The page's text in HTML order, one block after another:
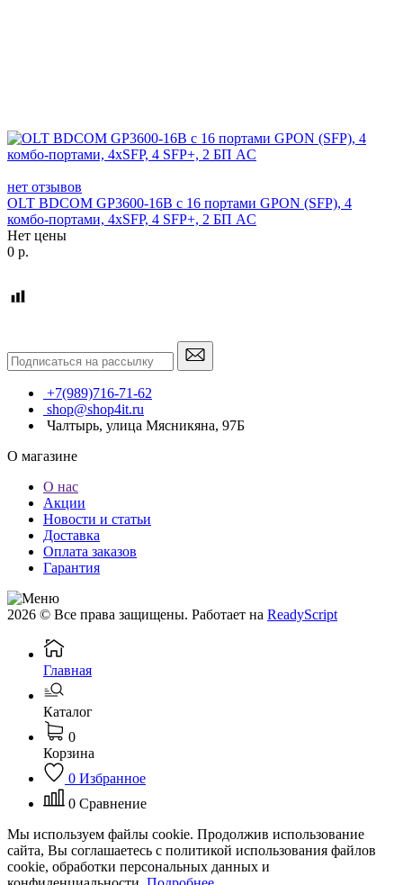
нет отзывов
OLT BDCOM GP3600-16B с 16 портами GPON (SFP), 4
комбо-портами, 4хSFP, 4 SFP+, 2 БП АC
Нет цены
0 р.
+7(989)716-71-62
shop@shop4it.ru
Чалтырь, улица Мясникяна, 97Б
О магазине
О нас
Акции
Новости и статьи
Доставка
Оплата заказов
Гарантия
2026 © Все права защищены. Работает на ReadyScript
Главная
Каталог
0
Корзина
0 Избранное
0 Сравнение
Мы используем файлы cookie. Продолжив использование
сайта, Вы соглашаетесь с политикой использования файлов
cookie, обработки персональных данных и